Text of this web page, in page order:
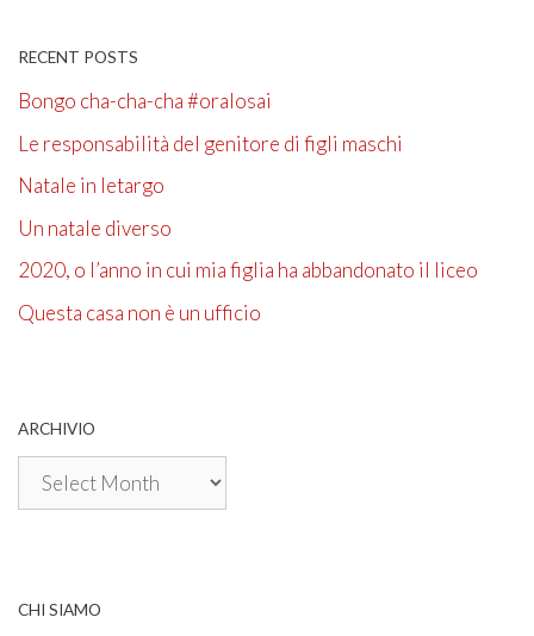
RECENT POSTS
Bongo cha-cha-cha #oralosai
Le responsabilità del genitore di figli maschi
Natale in letargo
Un natale diverso
2020, o l’anno in cui mia figlia ha abbandonato il liceo
Questa casa non è un ufficio
ARCHIVIO
Archivio
CHI SIAMO